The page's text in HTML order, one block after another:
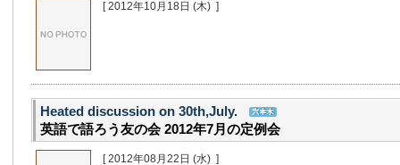
[ 2012年10月18日 (木) ]
Heated discussion on 30th,July.
英語で語ろう友の会 2012年7月の定例会
[ 2012年08月22日 (水) ]